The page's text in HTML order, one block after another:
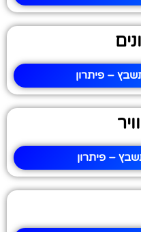
– פיתרון
– פיתרון